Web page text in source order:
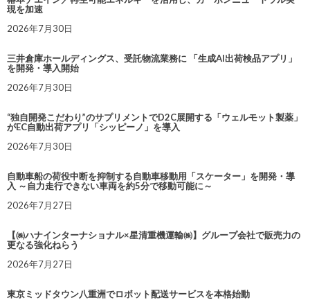
現を加速
2026年7月30日
三井倉庫ホールディングス、受託物流業務に 「生成AI出荷検品アプリ」
を開発・導入開始
2026年7月30日
“独自開発こだわり”のサプリメントでD2C展開する「ウェルモット製薬」
がEC自動出荷アプリ「シッピーノ」を導入
2026年7月30日
自動車船の荷役中断を抑制する自動車移動用「スケーター」を開発・導
入 ～自力走行できない車両を約5分で移動可能に～
2026年7月27日
【㈱ハナインターナショナル×星清重機運輸㈱】グループ会社で販売力の
更なる強化ねらう
2026年7月27日
東京ミッドタウン八重洲でロボット配送サービスを本格始動